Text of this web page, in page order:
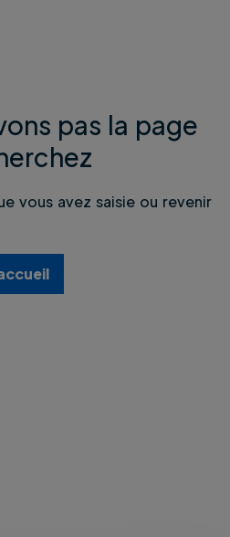
pas la page
vous avez saisie ou revenir